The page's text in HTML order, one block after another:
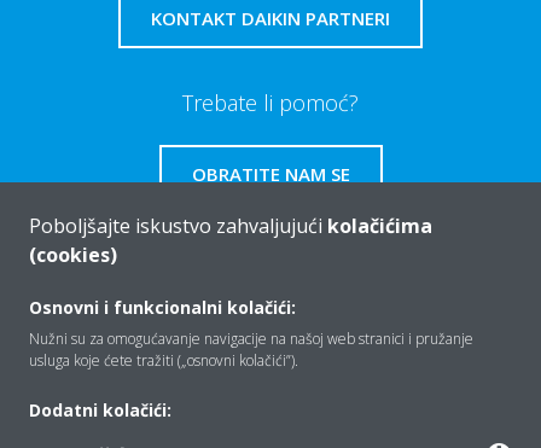
KONTAKT DAIKIN PARTNERI
Trebate li pomoć?
OBRATITE NAM SE
Tko smo mi
Rješenja
Poboljšajte iskustvo zahvaljujući kolačićima
(cookies)
Osnovni i funkcionalni kolačići:
Nužni su za omogućavanje navigacije na našoj web stranici i pružanje
usluga koje ćete tražiti („osnovni kolačići”).
Dodatni kolačići: